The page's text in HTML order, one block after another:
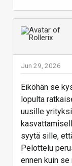
Vastaa
Jun 29, 2026
Eiköhän se
lopulta
uusille
syytä sille,
Pelottelu
ennen kuin se